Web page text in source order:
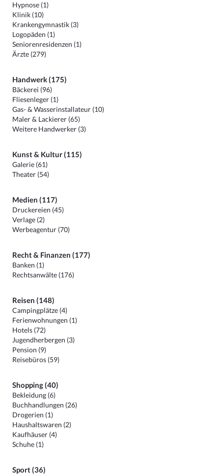
Hypnose (1)
Klinik (10)
Krankengymnastik (3)
Logopäden (1)
Seniorenresidenzen (1)
Ärzte (279)
Handwerk (175)
Bäckerei (96)
Fliesenleger (1)
Gas- & Wasserinstallateur (10)
Maler & Lackierer (65)
Weitere Handwerker (3)
Kunst & Kultur (115)
Galerie (61)
Theater (54)
Medien (117)
Druckereien (45)
Verlage (2)
Werbeagentur (70)
Recht & Finanzen (177)
Banken (1)
Rechtsanwälte (176)
Reisen (148)
Campingplätze (4)
Ferienwohnungen (1)
Hotels (72)
Jugendherbergen (3)
Pension (9)
Reisebüros (59)
Shopping (40)
Bekleidung (6)
Buchhandlungen (26)
Drogerien (1)
Haushaltswaren (2)
Kaufhäuser (4)
Schuhe (1)
Sport (36)